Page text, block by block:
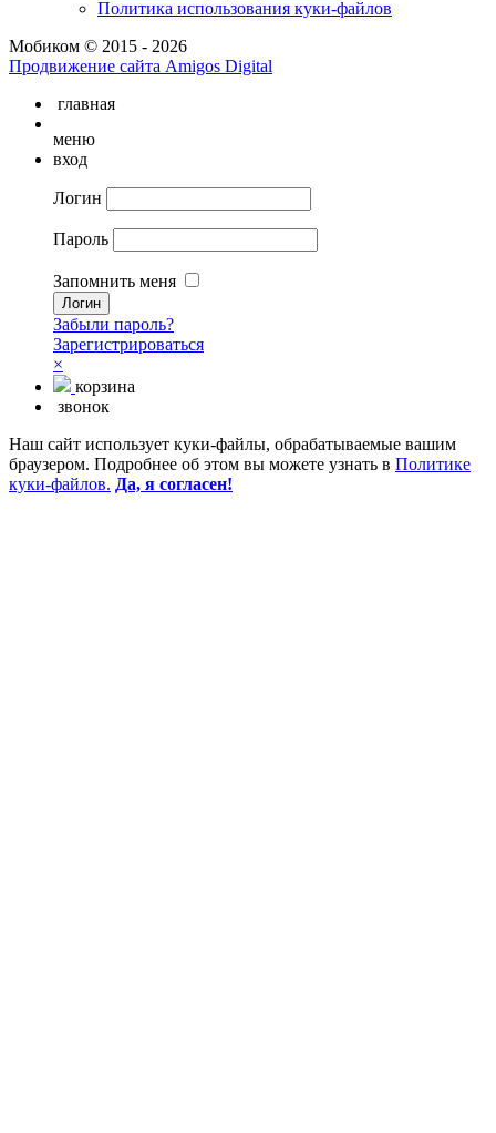
Политика использования куки-файлов
Мобиком © 2015 - 2026
Продвижение сайта Amigos Digital
главная
меню
вход
Логин
Пароль
Запомнить меня
Забыли пароль?
Зарегистрироваться
×
корзина
звонок
Наш сайт использует куки-файлы, обрабатываемые вашим
браузером. Подробнее об этом вы можете узнать в Политике
куки-файлов. Да, я согласен!